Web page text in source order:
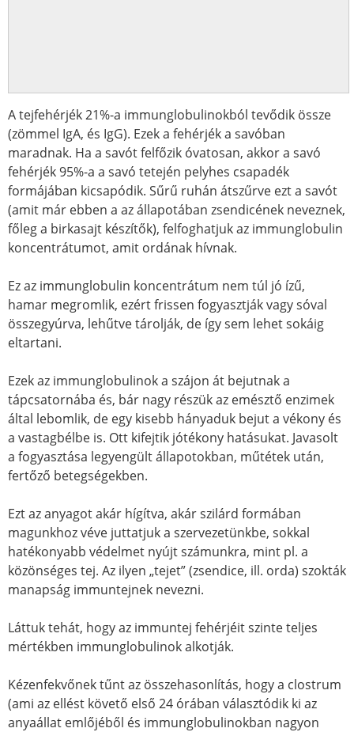
A tejfehérjék 21%-a immunglobulinokból tevődik össze
(zömmel IgA, és IgG). Ezek a fehérjék a savóban
maradnak. Ha a savót felfőzik óvatosan, akkor a savó
fehérjék 95%-a a savó tetején pelyhes csapadék
formájában kicsapódik. Sűrű ruhán átszűrve ezt a savót
(amit már ebben a az állapotában zsendicének neveznek,
főleg a birkasajt készítők), felfoghatjuk az immunglobulin
koncentrátumot, amit ordának hívnak.
Ez az immunglobulin koncentrátum nem túl jó ízű,
hamar megromlik, ezért frissen fogyasztják vagy sóval
összegyúrva, lehűtve tárolják, de így sem lehet sokáig
eltartani.
Ezek az immunglobulinok a szájon át bejutnak a
tápcsatornába és, bár nagy részük az emésztő enzimek
által lebomlik, de egy kisebb hányaduk bejut a vékony és
a vastagbélbe is. Ott kifejtik jótékony hatásukat. Javasolt
a fogyasztása legyengült állapotokban, műtétek után,
fertőző betegségekben.
Ezt az anyagot akár hígítva, akár szilárd formában
magunkhoz véve juttatjuk a szervezetünkbe, sokkal
hatékonyabb védelmet nyújt számunkra, mint pl. a
közönséges tej. Az ilyen „tejet” (zsendice, ill. orda) szokták
manapság immuntejnek nevezni.
Láttuk tehát, hogy az immuntej fehérjéit szinte teljes
mértékben immunglobulinok alkotják.
Kézenfekvőnek tűnt az összehasonlítás, hogy a clostrum
(ami az ellést követő első 24 órában választódik ki az
anyaállat emlőjéből és immunglobulinokban nagyon